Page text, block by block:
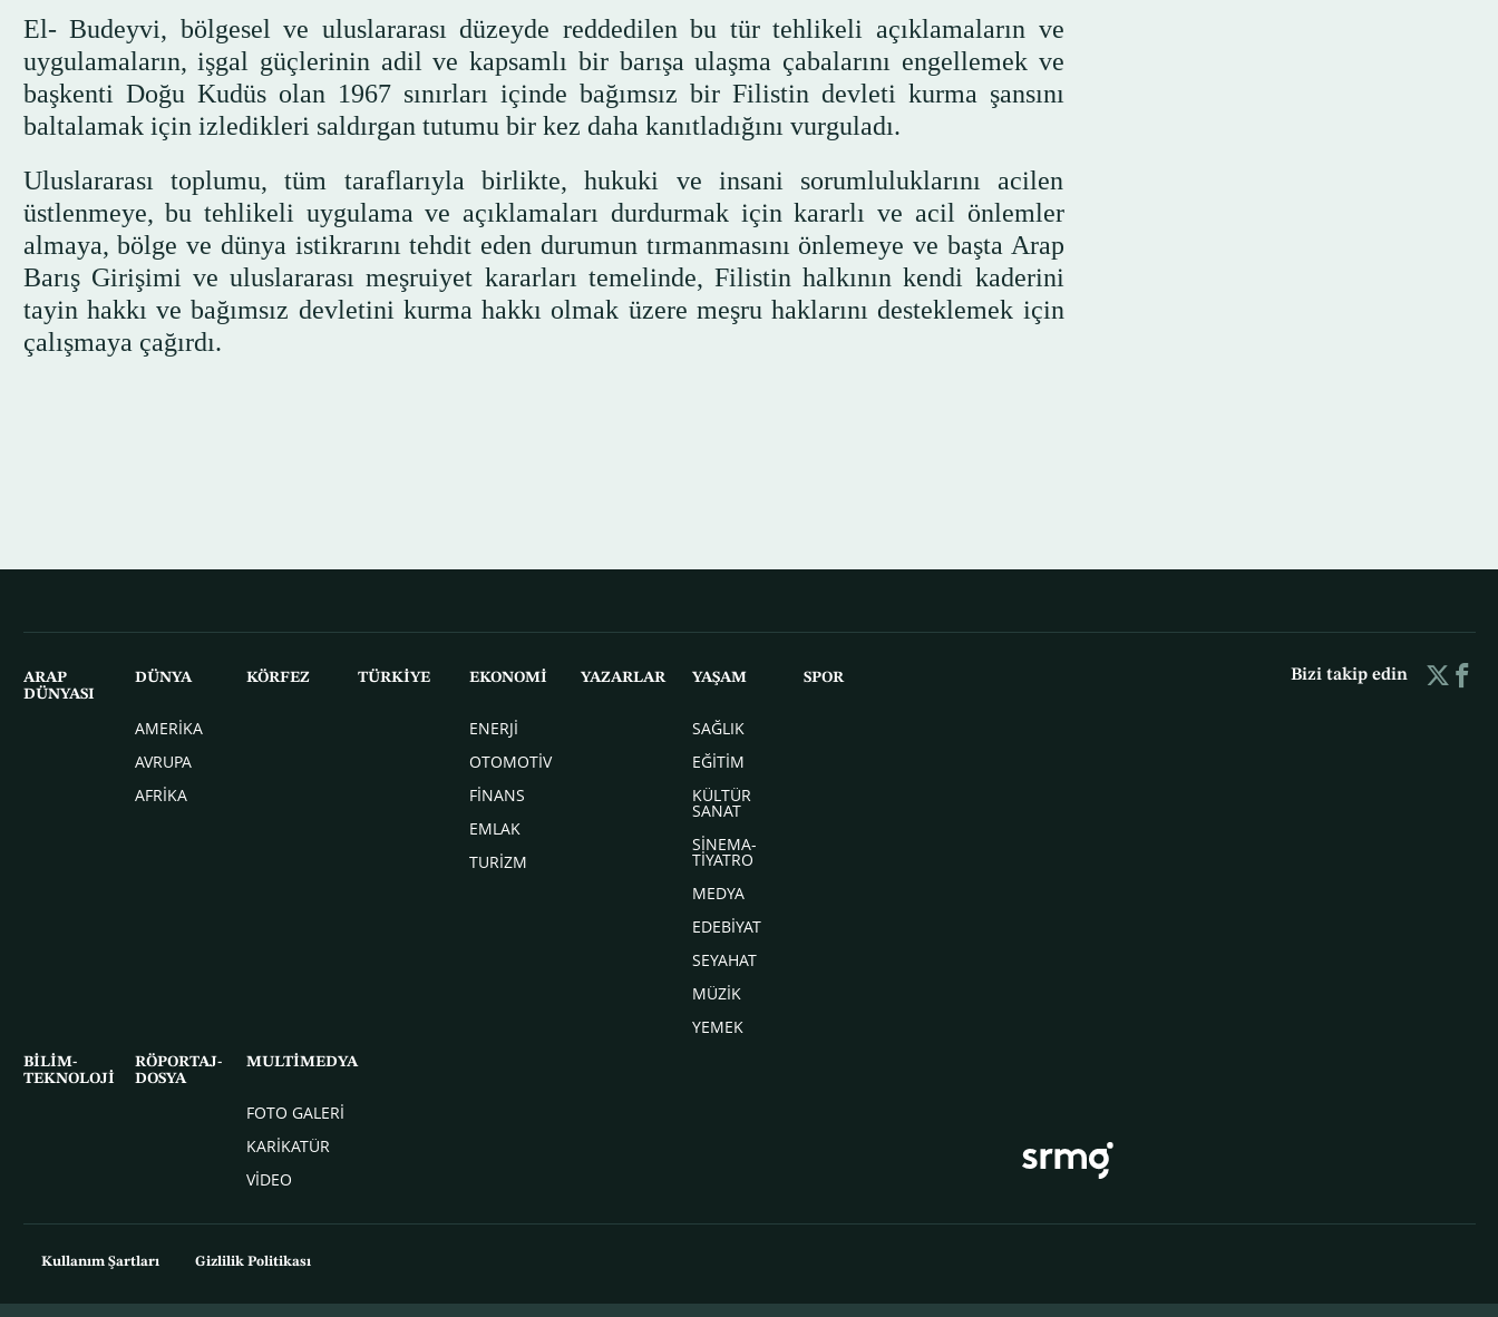
El- Budeyvi, bölgesel ve uluslararası düzeyde reddedilen bu tür tehlikeli açıklamaların ve
uygulamaların, işgal güçlerinin adil ve kapsamlı bir barışa ulaşma çabalarını engellemek ve
başkenti Doğu Kudüs olan 1967 sınırları içinde bağımsız bir Filistin devleti kurma şansını
baltalamak için izledikleri saldırgan tutumu bir kez daha kanıtladığını vurguladı.
Uluslararası toplumu, tüm taraflarıyla birlikte, hukuki ve insani sorumluluklarını acilen
üstlenmeye, bu tehlikeli uygulama ve açıklamaları durdurmak için kararlı ve acil önlemler
almaya, bölge ve dünya istikrarını tehdit eden durumun tırmanmasını önlemeye ve başta Arap
Barış Girişimi ve uluslararası meşruiyet kararları temelinde, Filistin halkının kendi kaderini
tayin hakkı ve bağımsız devletini kurma hakkı olmak üzere meşru haklarını desteklemek için
çalışmaya çağırdı.
ARAP
DÜNYASI
DÜNYA
AMERİKA
AVRUPA
AFRİKA
KÖRFEZ TÜRKİYE EKONOMİ
ENERJİ
OTOMOTİV
FİNANS
EMLAK
TURİZM
YAZARLAR YAŞAM
SAĞLIK
EĞİTİM
KÜLTÜR
SANAT
SİNEMA-
TİYATRO
MEDYA
EDEBİYAT
SEYAHAT
MÜZİK
YEMEK
SPOR
BİLİM-
TEKNOLOJİ
RÖPORTAJ-
DOSYA
MULTİMEDYA
FOTO GALERİ
KARİKATÜR
VİDEO
Bizi takip edin
Kullanım Şartları Gizlilik Politikası